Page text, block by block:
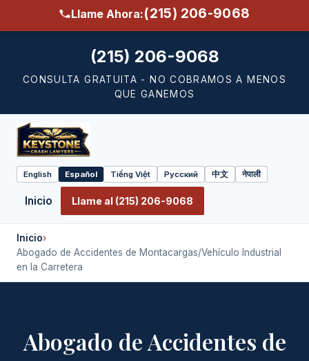
Llame Ahora:(215) 206-9068
(215) 206-9068
CONSULTA GRATUITA - NO COBRAMOS A MENOS
QUE GANEMOS
Select
language
English Español Tiếng Việt Русский 中文 नेपाली
Inicio Llame al (215) 206-9068
Inicio›
Abogado de Accidentes de Montacargas/Vehículo Industrial
en la Carretera
Abogado de Accidentes de